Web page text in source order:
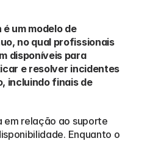
um modelo de
no qual profissionais
disponíveis para
e resolver incidentes
incluindo finais de
em relação ao suporte
Enquanto o